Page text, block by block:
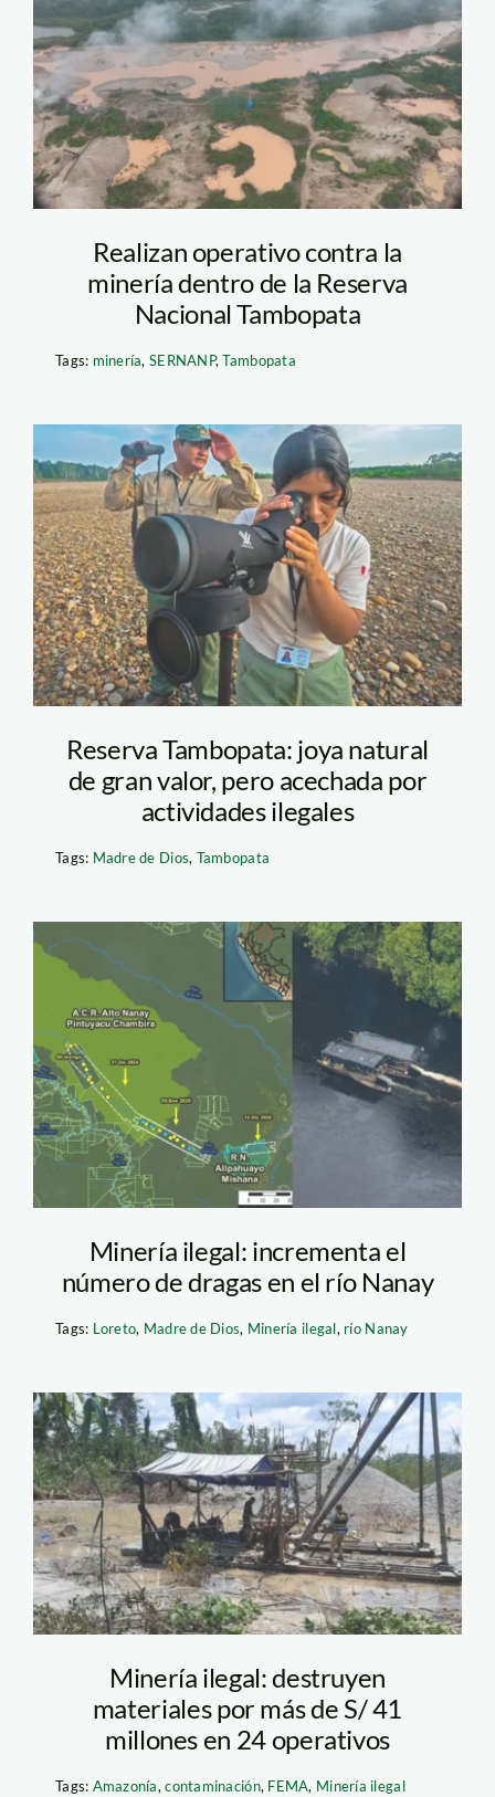
tambopata—sernanp
Realizan operativo contra la
minería dentro de la Reserva
Nacional Tambopata
Tags: minería,SERNANP,Tambopata
reserva-tambopata-
viajeros
Reserva Tambopata: joya natural
de gran valor, pero acechada por
actividades ilegales
Tags: Madre de Dios, Tambopata
río-nanay-foto-
composicion-imagen
ACCA-foto FCDS
Minería ilegal: incrementa el
número de dragas en el río Nanay
Tags: Loreto, Madre de Dios, Minería ilegal, río Nanay
mineria ilegal – pcm
Minería ilegal: destruyen
materiales por más de S/ 41
millones en 24 operativos
Tags: Amazonía,contaminación, FEMA, Minería ilegal